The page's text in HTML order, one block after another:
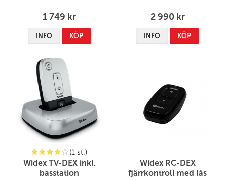
1 749 kr
INFO KÖP
2 990 kr
INFO KÖP
(1 st.)
Widex TV-DEX inkl.
basstation
Widex RC-DEX
fjärrkontroll med lås